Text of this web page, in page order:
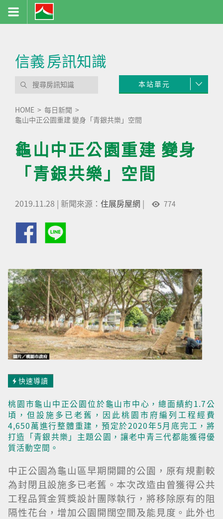
信義房訊知識
本站單元
HOME
每日新聞
龜山中正公園重建 變身「青銀共樂」空間
龜山中正公園重建 變身
「青銀共樂」空間
2019.11.28 | 新聞來源： 住展房屋網 | 774
快速導讀
桃園市龜山中正公園位於龜山市中心，總面績約1.7公
頃，但設施多已老舊，因此桃園市府編列工程經費
4,650萬進行整體重建，預定於2020年5月底完工，將
打造「青銀共樂」主題公園，讓老中青三代都能獲得優
質活動空間。
中正公園為龜山區早期開闢的公園，原有規劃較
為封閉且設施多已老舊。本次改造由曾獲得公共
工程品質金質獎設計團隊執行，將移除原有的阻
隔性花台，增加公園開闊空間及能見度。此外也